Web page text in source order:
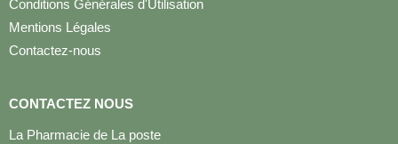
Conditions Générales d'Utilisation
Mentions Légales
Contactez-nous
CONTACTEZ NOUS
La Pharmacie de La poste